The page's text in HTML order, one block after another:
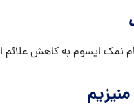
اپسوم به کاهش علائم